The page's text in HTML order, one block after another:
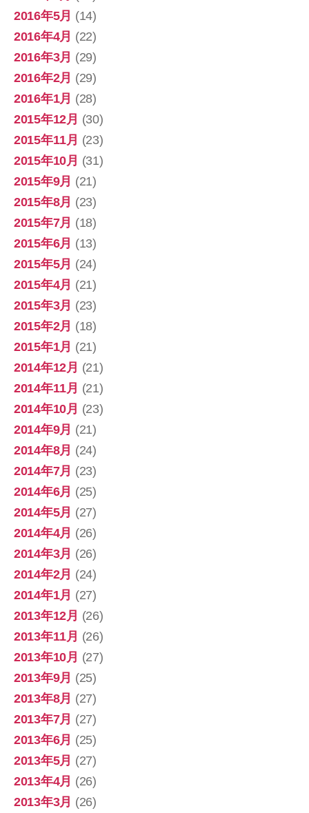
2016年5月 (14)
2016年4月 (22)
2016年3月 (29)
2016年2月 (29)
2016年1月 (28)
2015年12月 (30)
2015年11月 (23)
2015年10月 (31)
2015年9月 (21)
2015年8月 (23)
2015年7月 (18)
2015年6月 (13)
2015年5月 (24)
2015年4月 (21)
2015年3月 (23)
2015年2月 (18)
2015年1月 (21)
2014年12月 (21)
2014年11月 (21)
2014年10月 (23)
2014年9月 (21)
2014年8月 (24)
2014年7月 (23)
2014年6月 (25)
2014年5月 (27)
2014年4月 (26)
2014年3月 (26)
2014年2月 (24)
2014年1月 (27)
2013年12月 (26)
2013年11月 (26)
2013年10月 (27)
2013年9月 (25)
2013年8月 (27)
2013年7月 (27)
2013年6月 (25)
2013年5月 (27)
2013年4月 (26)
2013年3月 (26)